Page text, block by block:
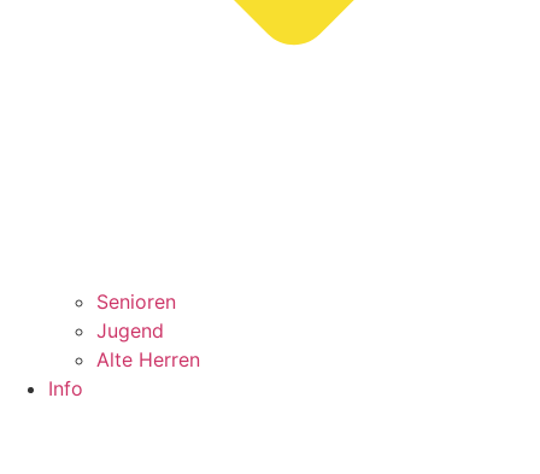
Senioren
Jugend
Alte Herren
Info